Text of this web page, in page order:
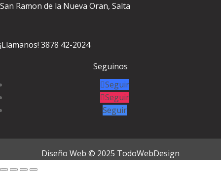
San Ramon de la Nueva Oran, Salta
¡Llamanos! 3878 42-2024
Seguinos
Seguir
Seguir
Seguir
Diseño Web © 2025 TodoWebDesign